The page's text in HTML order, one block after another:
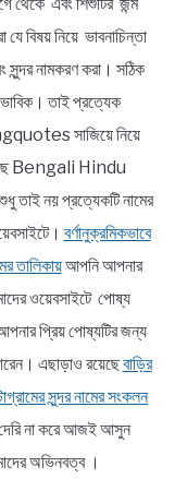
বিষয় নিয়ে ভাবনাচিন্তা
সুন্দর নামকরণ করা। সঠিক
তাই প্রত্যেক
সাজিয়ে নিয়ে
Bengali Hindu
তাই নয় প্রত্যেকটি নামের
বর্ণানুক্রমিকভাবে
তালিকায়আপনি আপনার
ওয়েবসাইটে পোষ্য
প্রিয় পোষ্যটির জন্য
এছাড়াও রয়েছেবাড়ির
সুন্দর নামের সংকলন
না করে আজই আসুন
অভিনবত্ব ।